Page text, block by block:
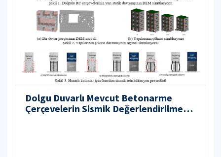
Dolgu Duvarlı Mevcut Betonarme
Çerçevelerin Sismik Değerlendirilmesi